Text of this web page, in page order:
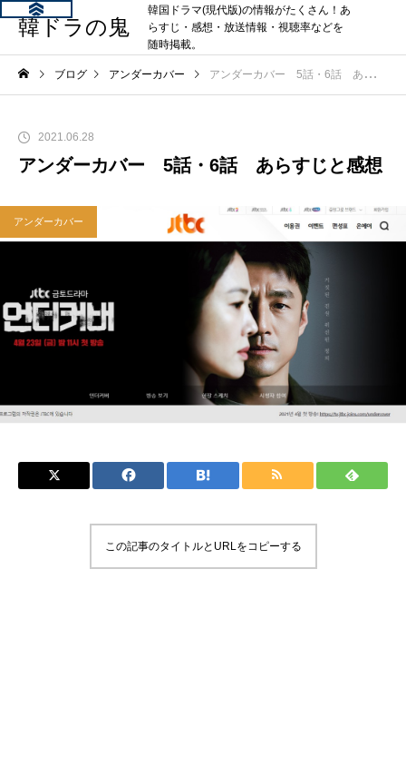
韓ドラの鬼
韓国ドラマ(現代版)の情報がたくさん！あ
らすじ・感想・放送情報・視聴率などを
随時掲載。
ブログ アンダーカバー アンダーカバー 5話・6話 あらすじと感想
2021.06.28
アンダーカバー 5話・6話 あらすじと感想
アンダーカバー
この記事のタイトルとURLをコピーする